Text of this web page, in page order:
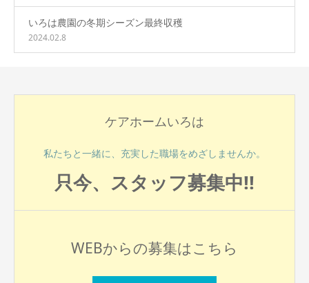
いろは農園の冬期シーズン最終収穫
2024.02.8
ケアホームいろは
私たちと一緒に、充実した職場をめざしませんか。
只今、スタッフ募集中!!
WEBからの募集はこちら